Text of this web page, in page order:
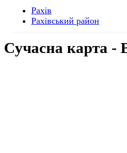
Рахів
Рахівський район
Cучасна карта -